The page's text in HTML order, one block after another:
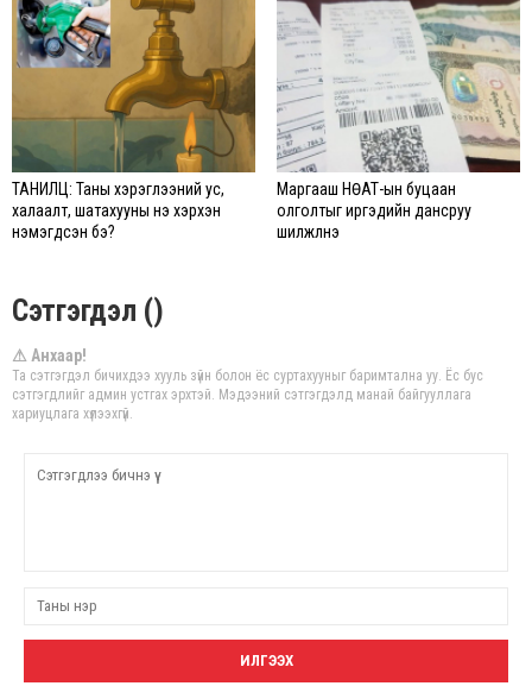
ТАНИЛЦ: Таны хэрэглээний ус,
халаалт, шатахууны үнэ хэрхэн
нэмэгдсэн бэ?
Маргааш НӨАТ-ын буцаан
олголтыг иргэдийн дансруу
шилжүүлнэ
Сэтгэгдэл ()
⚠ Анхаар!
Та сэтгэгдэл бичихдээ хууль зүйн болон ёс суртахууныг баримтална уу. Ёс бус
сэтгэгдлийг админ устгах эрхтэй. Мэдээний сэтгэгдэлд манай байгууллага
хариуцлага хүлээхгүй.